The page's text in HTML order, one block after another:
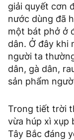
giải quyết cơn
nước dùng đã
một bát phở ở
dân. Ở đây khi
người ta
dân, gà dân,
sản phẩm
Trong tiết trời
vừa húp xì xụp
Tây Bắc đáng